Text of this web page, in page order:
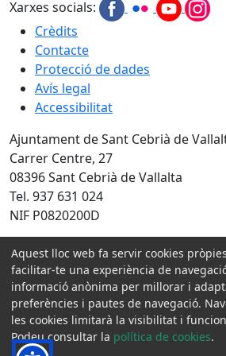
Xarxes socials:
Crèdits
Contacte
Protecció de dades
Avís legal
Accessibilitat
Ajuntament de Sant Cebrià de
Carrer Centre, 27
08396 Sant Cebrià de Vallalta
Tel. 937 631 024
NIF P0820200D
Amb la col·laboració de:
Aquest lloc web fa servir cookies
facilitar-te una experiència de
informació anònima per millorar i
preferències i pautes de navegació.
les cookies limitarà la visibilitat i
Podeu consultar la política de cookies.